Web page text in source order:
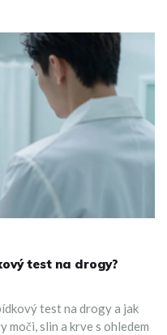
test na drogy?
test na drogy a jak
moči, slin a krve s ohledem